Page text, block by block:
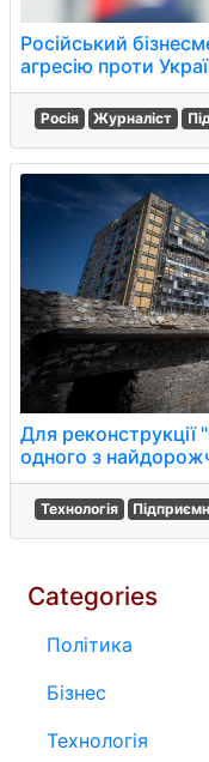
Російський
агресію проти
Росія Журналіст
Для реконструкції
одного з
Технологія
Categories
Політика
Бізнес
Технологія